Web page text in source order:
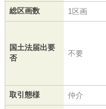
総区画数 1区画
国土法届出要
否
不要
取引態様 仲介